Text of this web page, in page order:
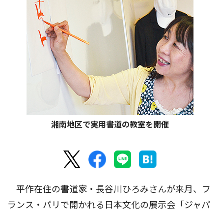
湘南地区で実用書道の教室を開催
平作在住の書道家・長谷川ひろみさんが来月、フ
ランス・パリで開かれる日本文化の展示会「ジャパ